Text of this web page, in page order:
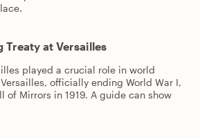
Treaty at Versailles
played a crucial role in world
officially ending World War I,
of Mirrors in 1919. A guide can show